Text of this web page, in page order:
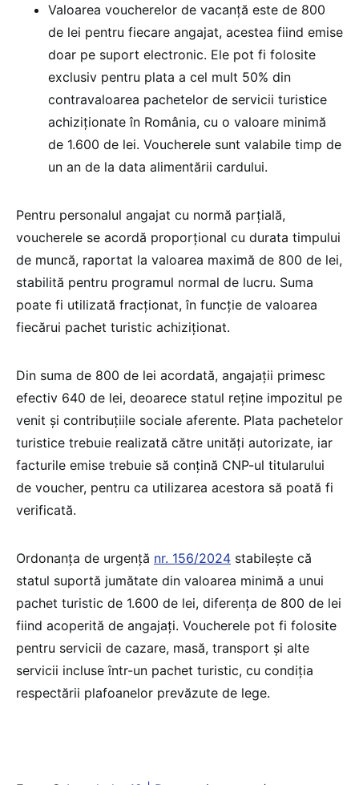
Valoarea voucherelor de vacanță este de 800
de lei pentru fiecare angajat, acestea fiind emise
doar pe suport electronic. Ele pot fi folosite
exclusiv pentru plata a cel mult 50% din
contravaloarea pachetelor de servicii turistice
achiziționate în România, cu o valoare minimă
de 1.600 de lei. Voucherele sunt valabile timp de
un an de la data alimentării cardului.
Pentru personalul angajat cu normă parțială,
voucherele se acordă proporțional cu durata timpului
de muncă, raportat la valoarea maximă de 800 de lei,
stabilită pentru programul normal de lucru. Suma
poate fi utilizată fracționat, în funcție de valoarea
fiecărui pachet turistic achiziționat.
Din suma de 800 de lei acordată, angajații primesc
efectiv 640 de lei, deoarece statul reține impozitul pe
venit și contribuțiile sociale aferente. Plata pachetelor
turistice trebuie realizată către unități autorizate, iar
facturile emise trebuie să conțină CNP-ul titularului
de voucher, pentru ca utilizarea acestora să poată fi
verificată.
Ordonanța de urgență nr. 156/2024 stabilește că
statul suportă jumătate din valoarea minimă a unui
pachet turistic de 1.600 de lei, diferența de 800 de lei
fiind acoperită de angajați. Voucherele pot fi folosite
pentru servicii de cazare, masă, transport și alte
servicii incluse într-un pachet turistic, cu condiția
respectării plafoanelor prevăzute de lege.